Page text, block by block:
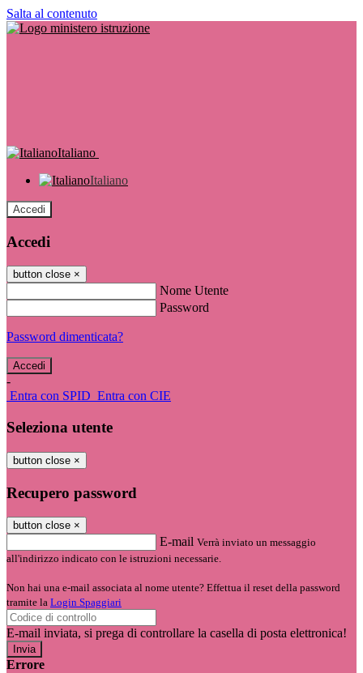
Salta al contenuto
Italiano
Italiano
Accedi
Accedi
button close ×
Nome Utente
Password
Password dimenticata?
-
Entra con SPID Entra con CIE
Seleziona utente
button close ×
Recupero password
button close ×
E-mail Verrà inviato un messaggio
all'indirizzo indicato con le istruzioni necessarie.
Non hai una e-mail associata al nome utente? Effettua il reset della password
tramite la Login Spaggiari
E-mail inviata, si prega di controllare la casella di posta elettronica!
Errore